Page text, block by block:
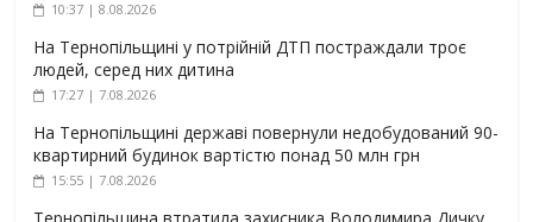
10:37 | 8.08.2026
На Тернопільщині у потрійній ДТП постраждали троє
людей, серед них дитина
17:27 | 7.08.2026
На Тернопільщині державі повернули недобудований 90-
квартирний будинок вартістю понад 50 млн грн
15:55 | 7.08.2026